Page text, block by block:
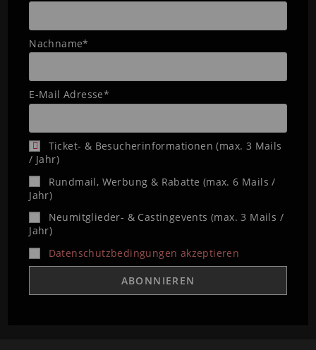
Nachname*
E-Mail Adresse*
Ticket- & Besucherinformationen (max. 3 Mails
/ Jahr)
Rundmail, Werbung & Rabatte (max. 6 Mails /
Jahr)
Neumitglieder- & Castingevents (max. 3 Mails /
Jahr)
Datenschutzbedingungen akzeptieren